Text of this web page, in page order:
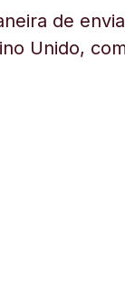
de
Unido,